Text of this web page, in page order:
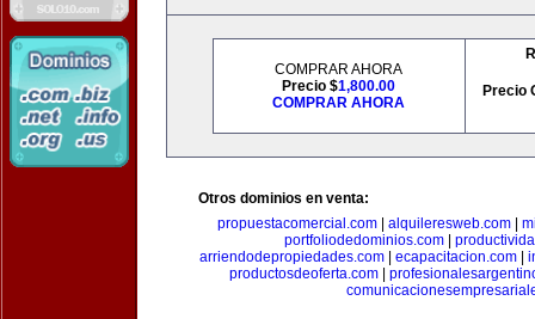
COMPRAR AHORA
Precio $1,800.00
COMPRAR AHORA
Precio
Otros dominios en venta:
propuestacomercial.com
alquileresweb.com
portfoliodedominios.com
arriendodepropiedades.com| ecapacitacion.com|
productosdeoferta.com|